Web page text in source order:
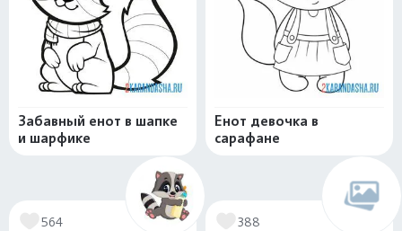
Забавный енот в шапке
и шарфике
Енот девочка в
сарафане
564 388